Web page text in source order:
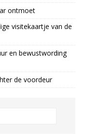
ontmoet
visitekaartje van de
en bewustwording
de voordeur